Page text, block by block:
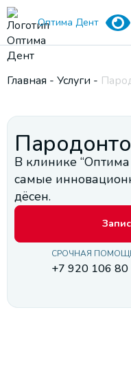
Оптима Дент
Главная - Услуги -
В клинике
самые
дёсен.
СРОЧНАЯ
+7 920 106 80